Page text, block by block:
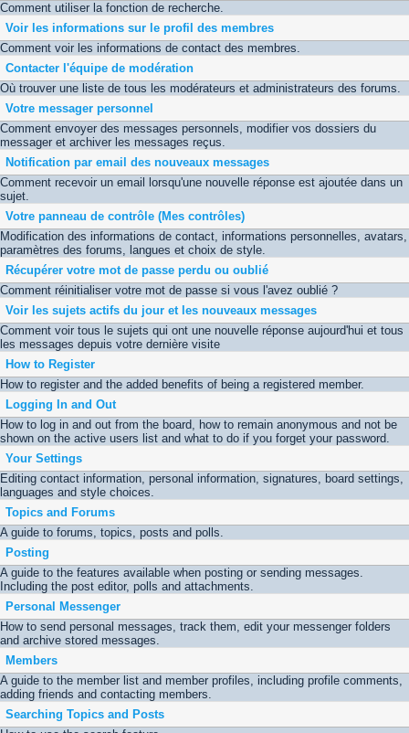
Comment utiliser la fonction de recherche.
Voir les informations sur le profil des membres
Comment voir les informations de contact des membres.
Contacter l'équipe de modération
Où trouver une liste de tous les modérateurs et administrateurs des forums.
Votre messager personnel
Comment envoyer des messages personnels, modifier vos dossiers du
messager et archiver les messages reçus.
Notification par email des nouveaux messages
Comment recevoir un email lorsqu'une nouvelle réponse est ajoutée dans un
sujet.
Votre panneau de contrôle (Mes contrôles)
Modification des informations de contact, informations personnelles, avatars,
paramètres des forums, langues et choix de style.
Récupérer votre mot de passe perdu ou oublié
Comment réinitialiser votre mot de passe si vous l'avez oublié ?
Voir les sujets actifs du jour et les nouveaux messages
Comment voir tous le sujets qui ont une nouvelle réponse aujourd'hui et tous
les messages depuis votre dernière visite
How to Register
How to register and the added benefits of being a registered member.
Logging In and Out
How to log in and out from the board, how to remain anonymous and not be
shown on the active users list and what to do if you forget your password.
Your Settings
Editing contact information, personal information, signatures, board settings,
languages and style choices.
Topics and Forums
A guide to forums, topics, posts and polls.
Posting
A guide to the features available when posting or sending messages.
Including the post editor, polls and attachments.
Personal Messenger
How to send personal messages, track them, edit your messenger folders
and archive stored messages.
Members
A guide to the member list and member profiles, including profile comments,
adding friends and contacting members.
Searching Topics and Posts